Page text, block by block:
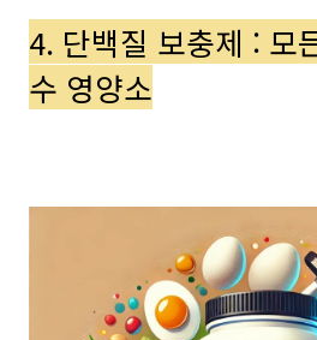
4. 단백질 보충제 : 모
수 영양소